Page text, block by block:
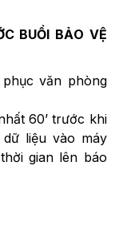
BUỔI BẢO VỆ
văn phòng
60’ trước khi
liệu vào máy
gian lên báo